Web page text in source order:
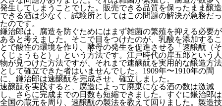
発生してしまうことでした。販売できる品質を保ったまま醸造
できる酒は少なく、試験所としてはこの問題の解決が急務だっ
たのです。
鎌治郎は、腐造を防ぐためにはまず雑菌の繁殖を抑える必要が
あると考えました。そこで目をつけたのが、乳酸を添加するこ
とで酸性の環境を作り、酵母の発生を促進させる「速醸酛（そ
くじょうもと）」という方法です。江戸時代の岸五郎という人
物が見つけた方法ですが、それまで速醸酛を実用的な醸造方法
として確立できた者はいませんでした。1909年〜1910年の間
に、鎌治郎は速醸酛を完成させ、確立しました。
速醸酛を実践すると、腐造によって廃棄になる酒の数は激減
し、さらに完成までの日数も短縮できました。すぐに鎌治郎は
全国の蔵元を周り、速醸酛の製法を教えて回りました。製造技